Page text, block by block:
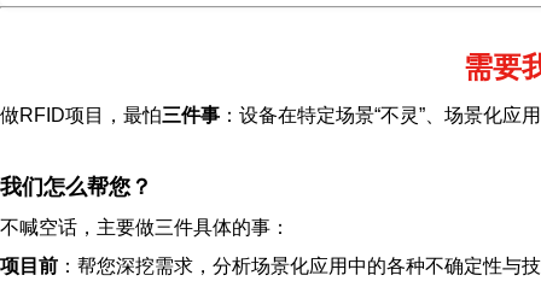
需要
做RFID项目，最怕三件事 ：设备在特定场景“不灵”、场景化
我们怎么帮您？
不喊空话，主要做三件具体的事：
项目前 ：帮您深挖需求，分析场景化应用中的各种不确定性与